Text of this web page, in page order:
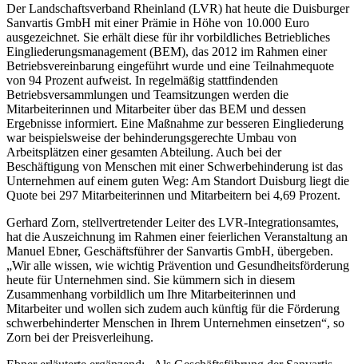
Der Landschaftsverband Rheinland (LVR) hat heute die Duisburger
Sanvartis GmbH mit einer Prämie in Höhe von 10.000 Euro
ausgezeichnet. Sie erhält diese für ihr vorbildliches Betriebliches
Eingliederungsmanagement (BEM), das 2012 im Rahmen einer
Betriebsvereinbarung eingeführt wurde und eine Teilnahmequote
von 94 Prozent aufweist. In regelmäßig stattfindenden
Betriebsversammlungen und Teamsitzungen werden die
Mitarbeiterinnen und Mitarbeiter über das BEM und dessen
Ergebnisse informiert. Eine Maßnahme zur besseren Eingliederung
war beispielsweise der behinderungsgerechte Umbau von
Arbeitsplätzen einer gesamten Abteilung. Auch bei der
Beschäftigung von Menschen mit einer Schwerbehinderung ist das
Unternehmen auf einem guten Weg: Am Standort Duisburg liegt die
Quote bei 297 Mitarbeiterinnen und Mitarbeitern bei 4,69 Prozent.
Gerhard Zorn, stellvertretender Leiter des LVR-Integrationsamtes,
hat die Auszeichnung im Rahmen einer feierlichen Veranstaltung an
Manuel Ebner, Geschäftsführer der Sanvartis GmbH, übergeben.
„Wir alle wissen, wie wichtig Prävention und Gesundheitsförderung
heute für Unternehmen sind. Sie kümmern sich in diesem
Zusammenhang vorbildlich um Ihre Mitarbeiterinnen und
Mitarbeiter und wollen sich zudem auch künftig für die Förderung
schwerbehinderter Menschen in Ihrem Unternehmen einsetzen“, so
Zorn bei der Preisverleihung.